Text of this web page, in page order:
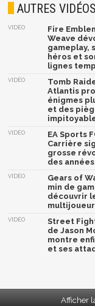
AUTRES VIDÉOS
VIDÉO
Fire
Weave
gameplay,
héros et
lignes
VIDÉO
Tomb
Atlantis
énigmes
et des
VIDÉO
EA Sports
Carrière
grosse
des années
VIDÉO
Gears of
min de
découvrir
multijoueur
VIDÉO
Street
de Jason
montre
et ses
Afficher